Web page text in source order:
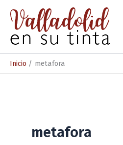
contenido
Inicio metafora
metafora